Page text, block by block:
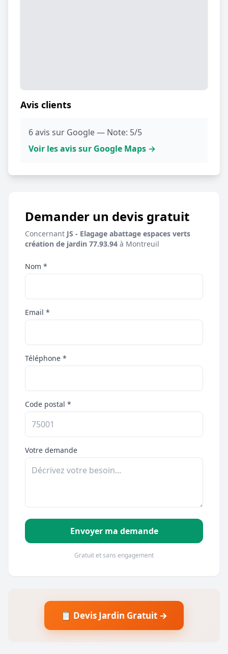
Avis clients
6 avis sur Google — Note: 5/5
Voir les avis sur Google Maps →
Demander un devis gratuit
Concernant JS - Elagage abattage espaces verts
création de jardin 77.93.94 à Montreuil
Nom *
Email *
Téléphone *
Code postal *
Votre demande
Envoyer ma demande
Gratuit et sans engagement
📋 Devis Jardin Gratuit →